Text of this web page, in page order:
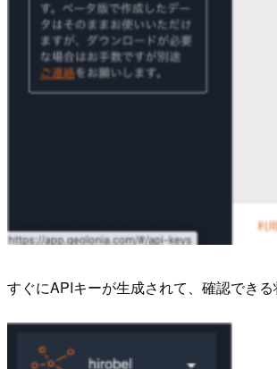
すぐにAPIキーが生成されて、確認できる